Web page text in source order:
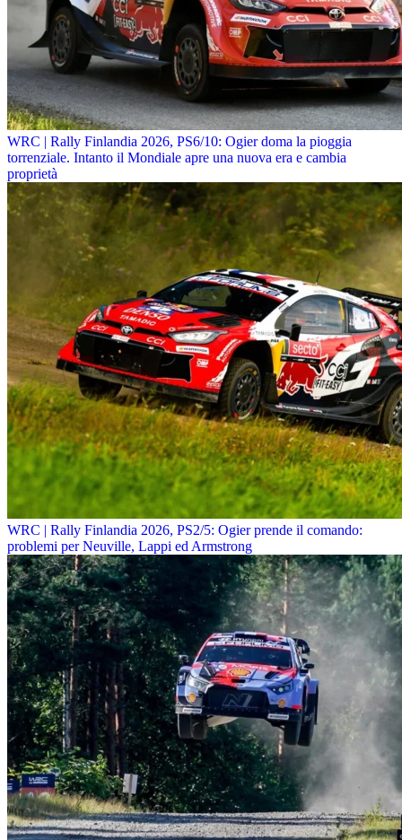
WRC | Rally Finlandia 2026, PS6/10: Ogier doma la pioggia
torrenziale. Intanto il Mondiale apre una nuova era e cambia
proprietà
WRC | Rally Finlandia 2026, PS2/5: Ogier prende il comando:
problemi per Neuville, Lappi ed Armstrong